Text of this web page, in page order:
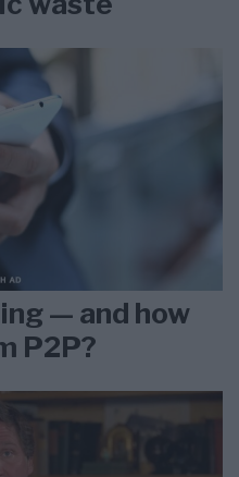
— and how
P2P?